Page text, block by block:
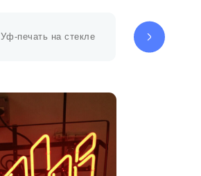
Уф-печать на стекле Уф-